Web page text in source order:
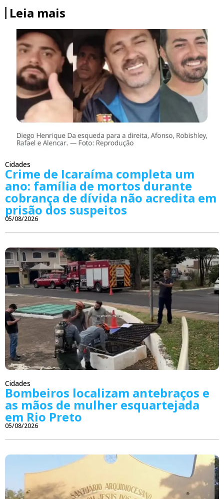
Leia mais
Cidades
Crime de Icaraíma completa um
ano: família de mortos durante
cobrança de dívida não acredita em
prisão dos suspeitos
05/08/2026
Cidades
Bombeiros localizam antebraços e
as mãos de mulher esquartejada
em Rio Preto
05/08/2026